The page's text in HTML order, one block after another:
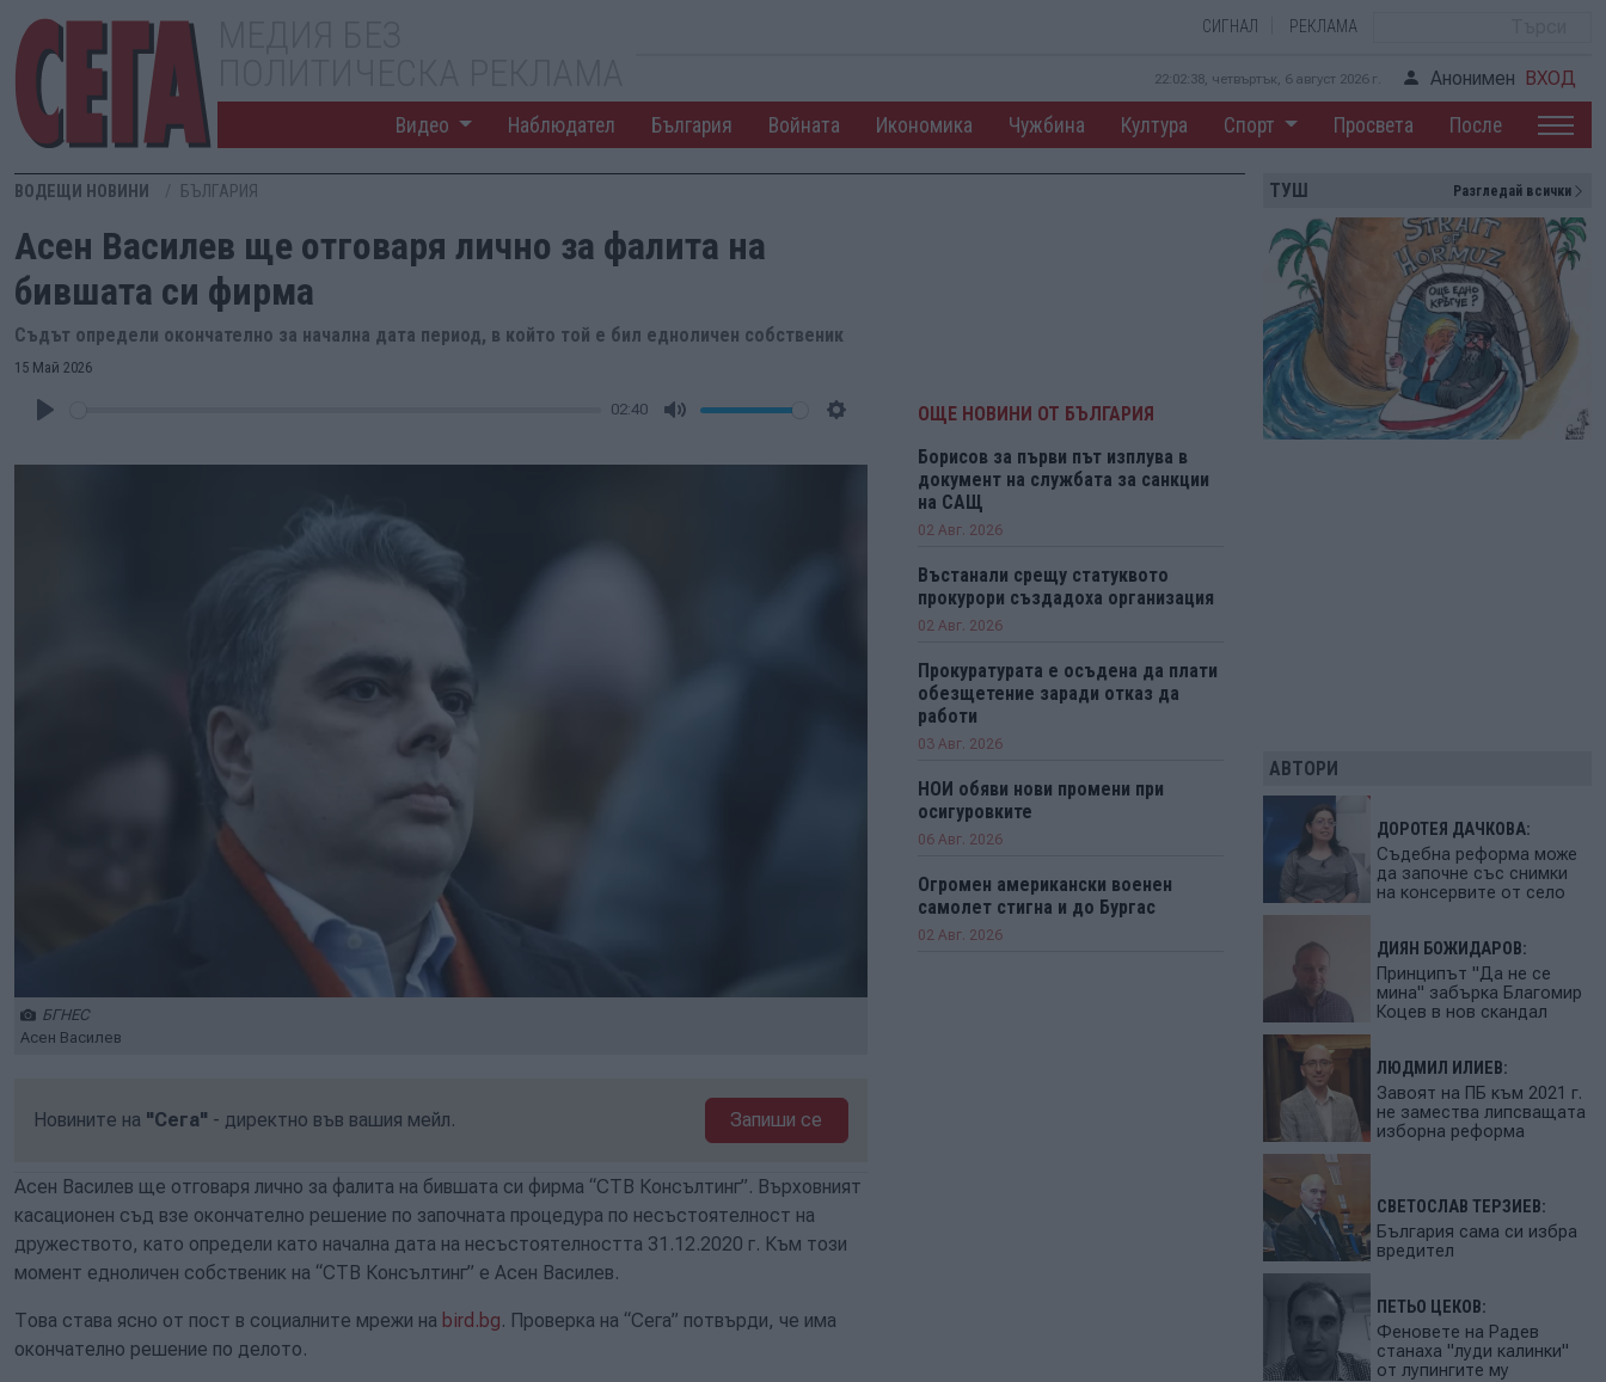
СИГНАЛ РЕКЛАМА
22:02:39, четвъртък, 6 август 2026 г. Анонимен ВХОД
Видео Наблюдател България Войната Икономика Чужбина Култура Спорт Просвета После
ВОДЕЩИ НОВИНИ БЪЛГАРИЯ
Асен Василев ще отговаря лично за фалита на
бившата си фирма
Съдът определи окончателно за начална дата период, в който той е бил едноличен собственик
15 Май 2026
02:40
БГНЕС
Асен Василев
Новините на "Сега" - директно във вашия мейл. Запиши се
Асен Василев ще отговаря лично за фалита на бившата си фирма “СТВ Консълтинг”. Върховният
касационен съд взе окончателно решение по започната процедура по несъстоятелност на
дружеството, като определи като начална дата на несъстоятелността 31.12.2020 г. Към този
момент едноличен собственик на “СТВ Консълтинг” е Асен Василев.
Това става ясно от пост в социалните мрежи на bird.bg. Проверка на “Сега” потвърди, че има
окончателно решение по делото.
ОЩЕ НОВИНИ ОТ БЪЛГАРИЯ
Борисов за първи път изплува в
документ на службата за санкции
на САЩ
02 Авг. 2026
Въстанали срещу статуквото
прокурори създадоха организация
02 Авг. 2026
Прокуратурата е осъдена да плати
обезщетение заради отказ да
работи
03 Авг. 2026
НОИ обяви нови промени при
осигуровките
06 Авг. 2026
Огромен американски военен
самолет стигна и до Бургас
02 Авг. 2026
ТУШ Разгледай всички
АВТОРИ
ДОРОТЕЯ ДАЧКОВА:
Съдебна реформа може
да започне със снимки
на консервите от село
ДИЯН БОЖИДАРОВ:
Принципът "Да не се
мина" забърка Благомир
Коцев в нов скандал
ЛЮДМИЛ ИЛИЕВ:
Завоят на ПБ към 2021 г.
не замества липсващата
изборна реформа
СВЕТОСЛАВ ТЕРЗИЕВ:
България сама си избра
вредител
ПЕТЬО ЦЕКОВ:
Феновете на Радев
станаха "луди калинки"
от лупингите му